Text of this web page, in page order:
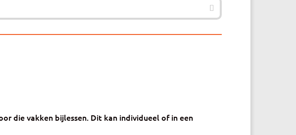
die vakken bijlessen. Dit kan individueel of in een